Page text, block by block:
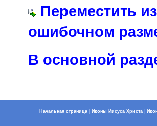
Переместить
ошибочном
В основной
Начальная страница| Иконы Иисуса Христа|